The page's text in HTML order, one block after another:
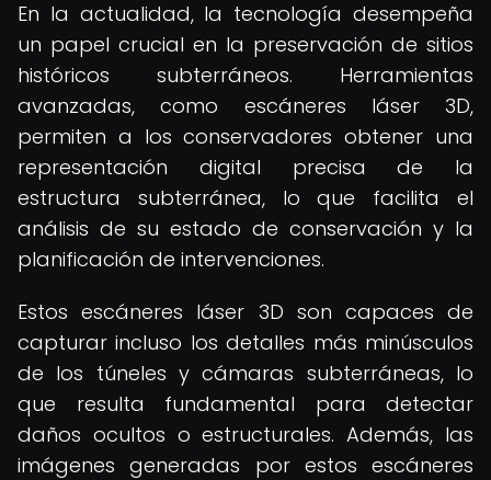
En la actualidad, la tecnología desempeña
un papel crucial en la preservación de sitios
históricos subterráneos. Herramientas
avanzadas, como escáneres láser 3D,
permiten a los conservadores obtener una
representación digital precisa de la
estructura subterránea, lo que facilita el
análisis de su estado de conservación y la
planificación de intervenciones.
Estos escáneres láser 3D son capaces de
capturar incluso los detalles más minúsculos
de los túneles y cámaras subterráneas, lo
que resulta fundamental para detectar
daños ocultos o estructurales. Además, las
imágenes generadas por estos escáneres